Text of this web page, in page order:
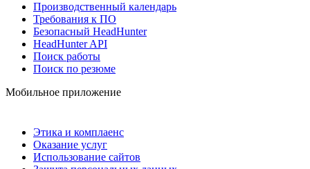
Производственный календарь
Требования к ПО
Безопасный HeadHunter
HeadHunter API
Поиск работы
Поиск по резюме
Мобильное приложение
Этика и комплаенс
Оказание услуг
Использование сайтов